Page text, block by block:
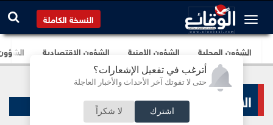
أترغب في تفعيل الإشعارات؟
حتى لا تفوتك آخر الأحداث والأخبار العاجلة
اشترك لا شكراً
النسخة الكاملة
الشؤون المحلية الشؤون الأمنية الشؤون الإقتصادية
الاخبار الاقتصادية